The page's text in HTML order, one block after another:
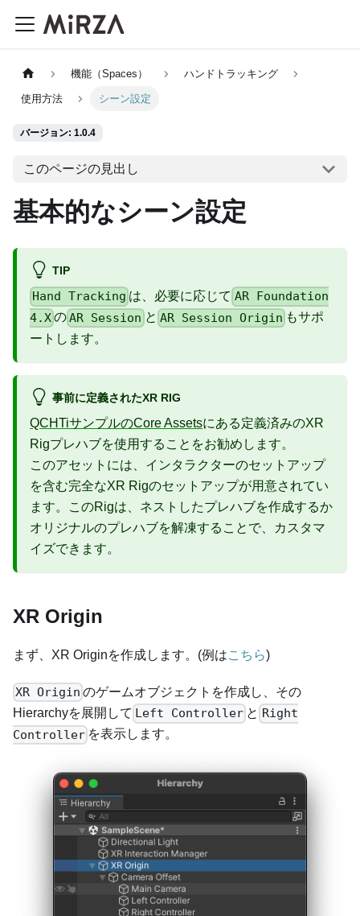
機能（Spaces） ハンドトラッキング
使用方法 シーン設定
バージョン: 1.0.4
このページの見出し
基本的なシーン設定
TIP
Hand Tracking は、必要に応じて AR Foundation
4.XのAR Session と AR Session Origin もサポ
ートします。
事前に定義されたXR RIG
QCHTiサンプルのCore Assetsにある定義済みのXR
Rigプレハブを使用することをお勧めします。
このアセットには、インタラクターのセットアップ
を含む完全なXR Rigのセットアップが用意されてい
ます。このRigは、ネストしたプレハブを作成するか
オリジナルのプレハブを解凍することで、カスタマ
イズできます。
XR Origin
まず、XR Originを作成します。(例はこちら)
XR Origin のゲームオブジェクトを作成し、その
Hierarchyを展開して Left Controller と Right
Controller を表示します。